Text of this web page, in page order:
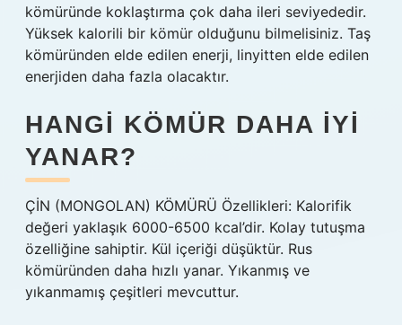
kömüründe koklaştırma çok daha ileri seviyededir.
Yüksek kalorili bir kömür olduğunu bilmelisiniz. Taş
kömüründen elde edilen enerji, linyitten elde edilen
enerjiden daha fazla olacaktır.
HANGI KÖMÜR DAHA IYI
YANAR?
ÇİN (MONGOLAN) KÖMÜRÜ Özellikleri: Kalorifik
değeri yaklaşık 6000-6500 kcal’dir. Kolay tutuşma
özelliğine sahiptir. Kül içeriği düşüktür. Rus
kömüründen daha hızlı yanar. Yıkanmış ve
yıkanmamış çeşitleri mevcuttur.